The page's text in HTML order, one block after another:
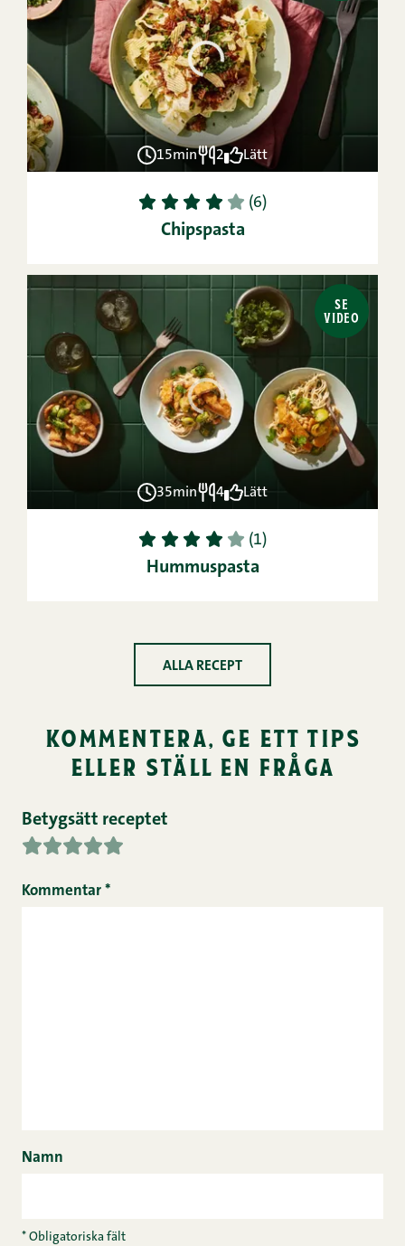
15min 2 Lätt
1 2 3 4 5 (6)
Chipspasta
SE
VIDEO
35min 4 Lätt
1 2 3 4 5 (1)
Hummuspasta
ALLA RECEPT
kommentera, ge ett tips
eller ställ en fråga
Betygsätt receptet
Kommentar *
Namn
* Obligatoriska fält